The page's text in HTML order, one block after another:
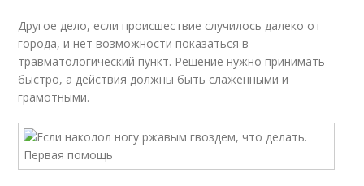
Другое дело, если происшествие случилось далеко от
города, и нет возможности показаться в
травматологический пункт. Решение нужно принимать
быстро, а действия должны быть слаженными и
грамотными.